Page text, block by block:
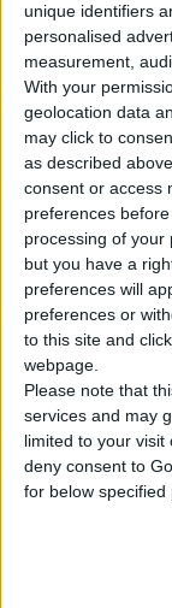
unique identifiers
personalised
measurement,
With your
geolocation data
may click to
as described
consent or access
preferences
processing of your
but you have a
preferences will
preferences or
to this site and
webpage.
Please note that
services and may
limited to your visit
deny consent to
for below specified